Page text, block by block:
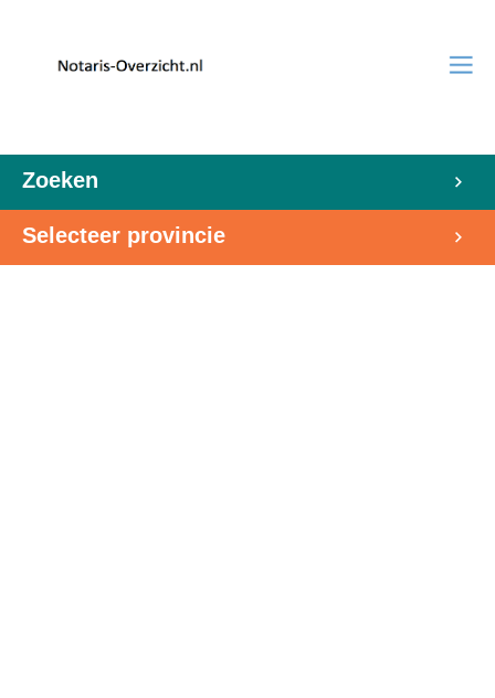
Zoeken
Selecteer provincie